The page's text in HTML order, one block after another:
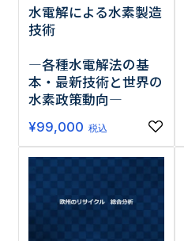
水電解による水素製造
技術
―各種水電解法の基
本・最新技術と世界の
水素政策動向―
¥99,000 税込